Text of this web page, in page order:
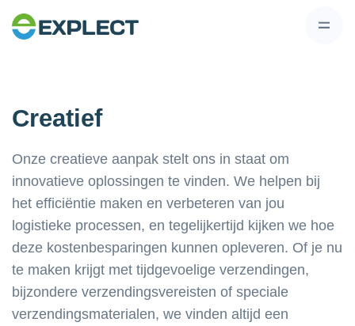
Creatief
Onze creatieve aanpak stelt ons in staat om
innovatieve oplossingen te vinden. We helpen bij
het efficiëntie maken en verbeteren van jou
logistieke processen, en tegelijkertijd kijken we hoe
deze kostenbesparingen kunnen opleveren. Of je nu
te maken krijgt met tijdgevoelige verzendingen,
bijzondere verzendingsvereisten of speciale
verzendingsmaterialen, we vinden altijd een